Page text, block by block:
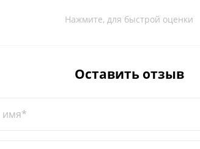
Нажмите, для быстрой оценки
Оставить отзыв
имя*